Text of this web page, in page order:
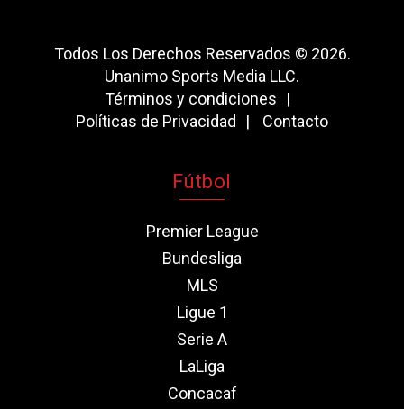
Todos Los Derechos Reservados © 2026.
Unanimo Sports Media LLC.
Términos y condiciones
Políticas de Privacidad
Contacto
Fútbol
Premier League
Bundesliga
MLS
Ligue 1
Serie A
LaLiga
Concacaf